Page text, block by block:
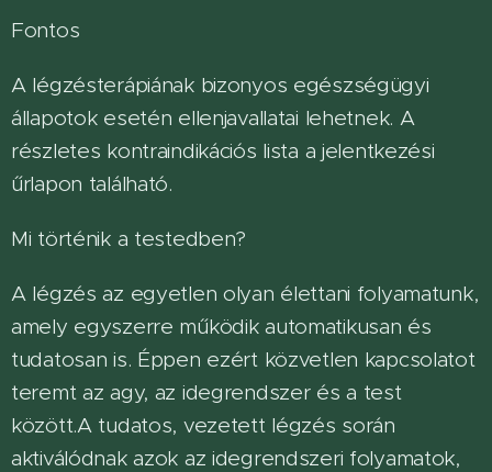
Fontos
A légzésterápiának bizonyos egészségügyi
állapotok esetén ellenjavallatai lehetnek. A
részletes kontraindikációs lista a jelentkezési
űrlapon található.
Mi történik a testedben?
A légzés az egyetlen olyan élettani folyamatunk,
amely egyszerre működik automatikusan és
tudatosan is. Éppen ezért közvetlen kapcsolatot
teremt az agy, az idegrendszer és a test
között.A tudatos, vezetett légzés során
aktiválódnak azok az idegrendszeri folyamatok,